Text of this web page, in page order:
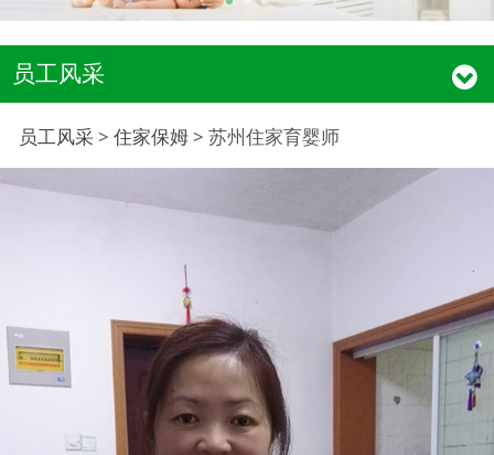
员工风采
苏州住家育婴师
员工风采> 住家保姆> 苏州住家育婴师